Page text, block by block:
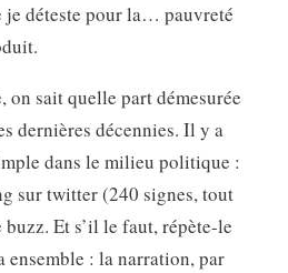
je déteste pour la… pauvreté
on sait quelle part démesurée
dernières décennies. Il y a
dans le milieu politique :
sur twitter (240 signes, tout
Et s’il le faut, répète-le
ensemble : la narration, par